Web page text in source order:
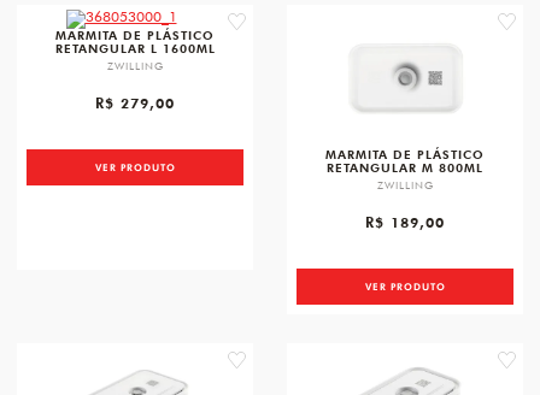
TALHERES
favorite
MARMITA DE PLÁSTICO
RETANGULAR L 1600ML
ZWILLING
R$ 279,00
VER PRODUTO
MARMITA DE PLÁSTICO
RETANGULAR M 800ML
ZWILLING
R$ 189,00
VER PRODUTO
favorite